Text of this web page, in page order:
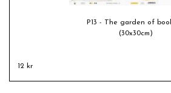
P13 - The garden of
(30x30cm)
12 kr